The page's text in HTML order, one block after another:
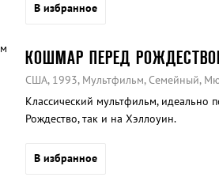
В избранное
КОШМАР ПЕРЕД
США, 1993, Мультфильм, Семейный,
Классический мультфильм, идеально
Рождество, так и на Хэллоуин.
В избранное